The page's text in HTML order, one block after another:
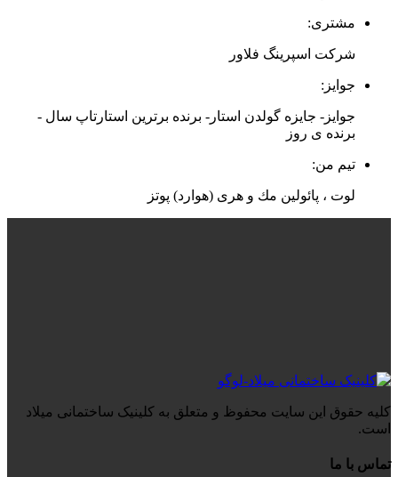
مشتری:
شرکت اسپرینگ فلاور
جوایز:
جوایز- جایزه گولدن استار- برنده برترین استارتاپ سال -
برنده ی روز
تیم من:
لوت ، پائولین مك و هری (هوارد) پوتز
کلیه حقوق این سایت محفوظ و متعلق به کلینیک ساختمانی میلاد
است.
تماس با ما